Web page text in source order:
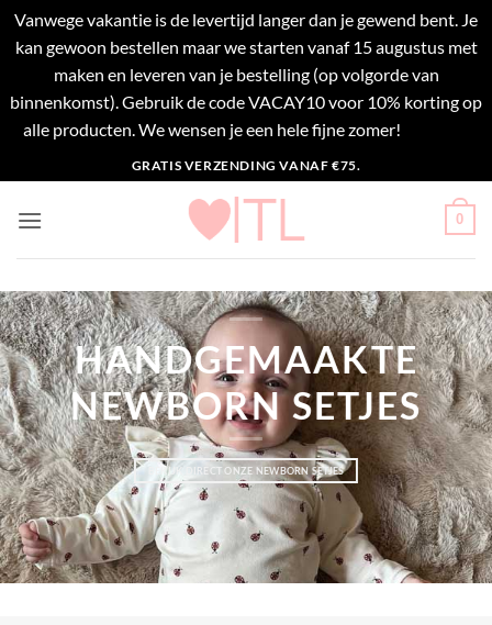
Vanwege vakantie is de levertijd langer dan je gewend bent. Je
kan gewoon bestellen maar we starten vanaf 15 augustus met
maken en leveren van je bestelling (op volgorde van
binnenkomst). Gebruik de code VACAY10 voor 10% korting op
alle producten. We wensen je een hele fijne zomer!
naar
inhoud
GRATIS VERZENDING VANAF €75.
0
HANDGEMAAKTE
NEWBORN SETJES
BEKIJK DIRECT ONZE NEWBORN SETJES